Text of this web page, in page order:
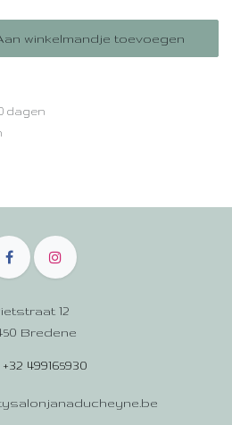
winkelmandje toevoegen
dagen
12
Bredene
+32 499165930